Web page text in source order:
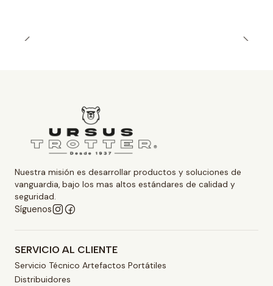
Nuestra misión es desarrollar productos y soluciones de
vanguardia, bajo los mas altos estándares de calidad y
seguridad.
Síguenos
SERVICIO AL CLIENTE
Servicio Técnico Artefactos Portátiles
Distribuidores